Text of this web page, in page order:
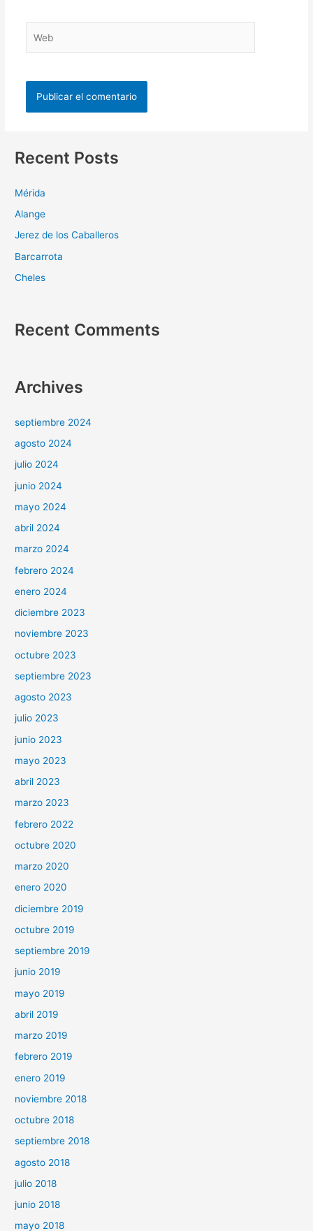
Recent Posts
Mérida
Alange
Jerez de los Caballeros
Barcarrota
Cheles
Recent Comments
Archives
septiembre 2024
agosto 2024
julio 2024
junio 2024
mayo 2024
abril 2024
marzo 2024
febrero 2024
enero 2024
diciembre 2023
noviembre 2023
octubre 2023
septiembre 2023
agosto 2023
julio 2023
junio 2023
mayo 2023
abril 2023
marzo 2023
febrero 2022
octubre 2020
marzo 2020
enero 2020
diciembre 2019
octubre 2019
septiembre 2019
junio 2019
mayo 2019
abril 2019
marzo 2019
febrero 2019
enero 2019
noviembre 2018
octubre 2018
septiembre 2018
agosto 2018
julio 2018
junio 2018
mayo 2018